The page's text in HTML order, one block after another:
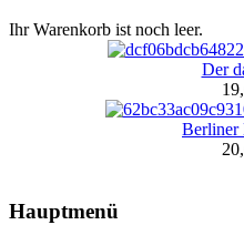
Ihr Warenkorb ist noch leer.
Der
Berliner
Hauptmenü